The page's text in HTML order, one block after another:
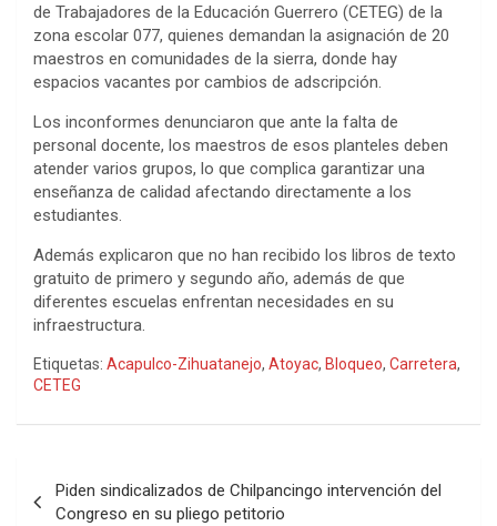
de Trabajadores de la Educación Guerrero (CETEG) de la
zona escolar 077, quienes demandan la asignación de 20
maestros en comunidades de la sierra, donde hay
espacios vacantes por cambios de adscripción.
Los inconformes denunciaron que ante la falta de
personal docente, los maestros de esos planteles deben
atender varios grupos, lo que complica garantizar una
enseñanza de calidad afectando directamente a los
estudiantes.
Además explicaron que no han recibido los libros de texto
gratuito de primero y segundo año, además de que
diferentes escuelas enfrentan necesidades en su
infraestructura.
Etiquetas: Acapulco-Zihuatanejo, Atoyac, Bloqueo, Carretera,
CETEG
de
Piden sindicalizados de Chilpancingo intervención del
Congreso en su pliego petitorio